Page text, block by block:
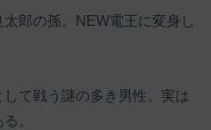
郎の孫。NEW電王に変身し
して戦う謎の多き男性。実は
。